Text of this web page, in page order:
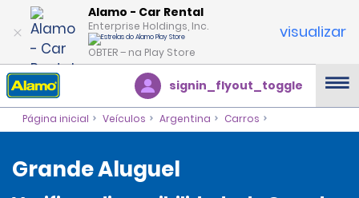
Alamo - Car Rental
Enterprise Holdings, Inc.
OBTER – na Play Store
visualizar
signin_flyout_toggle
Página inicial Veículos Argentina Carros
Grande Aluguel